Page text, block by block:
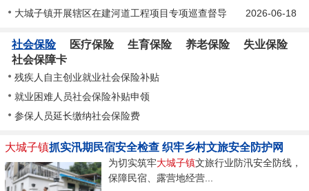
2026-06-18
大城子镇开展辖区在建河道工程项目专项巡查督导
社会保险 医疗保险 生育保险 养老保险
失业保险
社会保障卡
残疾人自主创业就业社会保险补贴
就业困难人员社会保险补贴申领
参保人员延长缴纳社会保险费
大城子镇抓实汛期民宿安全检查 织牢乡村文旅安全防护网
为切实筑牢大城子镇文旅行业防汛安全防线，
保障民宿、露营地经营...